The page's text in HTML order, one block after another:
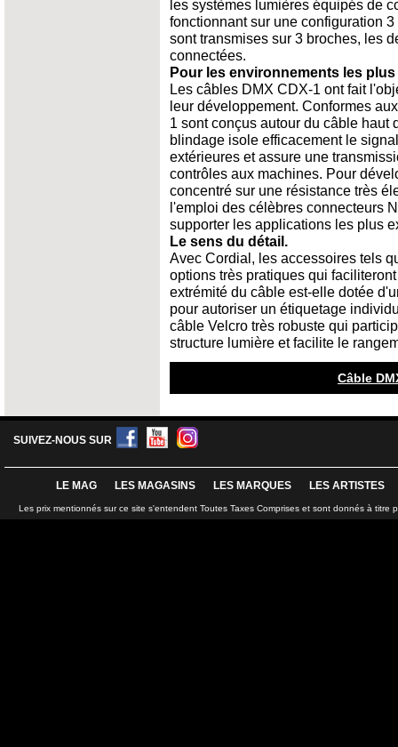
les systèmes lumières équipés de
fonctionnant sur une configuration
sont transmises sur 3 broches, les
connectées.
Pour les environnements les
Les câbles DMX CDX-1 ont fait
leur développement. Conformes
1 sont conçus autour du câble haut
blindage isole efficacement le
extérieures et assure une
contrôles aux machines. Pour
concentré sur une résistance très
l'emploi des célèbres connecteurs
supporter les applications les plus
Le sens du détail.
Avec Cordial, les accessoires tels
options très pratiques qui
extrémité du câble est-elle dotée
pour autoriser un étiquetage
câble Velcro très robuste qui
structure lumière et facilite le
Câble
SUIVEZ-NOUS SUR
LE MAG LES MAGASINS LES MARQUES LES ARTISTES
Les prix mentionnés sur ce site s'entendent Toutes Taxes Comprises et sont donnés à